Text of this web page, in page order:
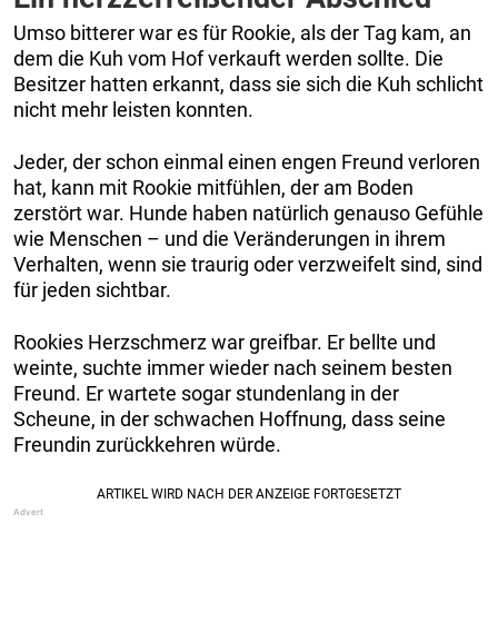
Umso bitterer war es für Rookie, als der Tag kam, an
dem die Kuh vom Hof verkauft werden sollte. Die
Besitzer hatten erkannt, dass sie sich die Kuh schlicht
nicht mehr leisten konnten.
Jeder, der schon einmal einen engen Freund verloren
hat, kann mit Rookie mitfühlen, der am Boden
zerstört war. Hunde haben natürlich genauso Gefühle
wie Menschen – und die Veränderungen in ihrem
Verhalten, wenn sie traurig oder verzweifelt sind, sind
für jeden sichtbar.
Rookies Herzschmerz war greifbar. Er bellte und
weinte, suchte immer wieder nach seinem besten
Freund. Er wartete sogar stundenlang in der
Scheune, in der schwachen Hoffnung, dass seine
Freundin zurückkehren würde.